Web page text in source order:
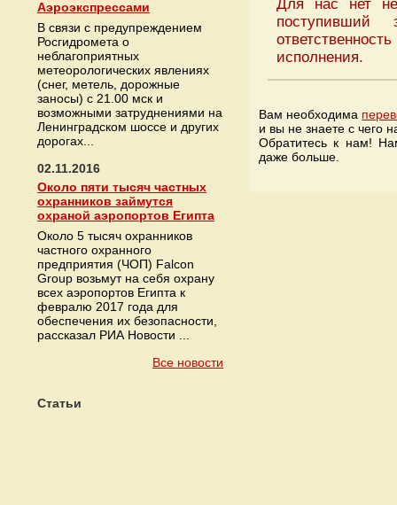
Аэроэкспрессами
В связи с предупреждением
Росгидромета о
неблагоприятных
метеорологических явлениях
(снег, метель, дорожные
заносы) с 21.00 мск и
возможными затруднениями на
Ленинградском шоссе и других
дорогах...
02.11.2016
Около пяти тысяч частных
охранников займутся
охраной аэропортов Египта
Около 5 тысяч охранников
частного охранного
предприятия (ЧОП) Falcon
Group возьмут на себя охрану
всех аэропортов Египта к
февралю 2017 года для
обеспечения их безопасности,
рассказал РИА Новости ...
Все новости
Статьи
Для нас нет
исполнения.
Вам необходима
и вы не знаете с чего
Обратитесь к нам!
даже больше.